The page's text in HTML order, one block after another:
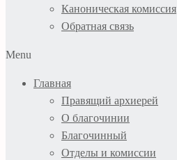
Каноническая комиссия
Обратная связь
Menu
Главная
Правящий архиерей
О благочинии
Благочинный
Отделы и комиссии